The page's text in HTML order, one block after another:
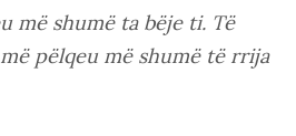
më shumë ta bëje ti. Të
pëlqeu më shumë të rrija